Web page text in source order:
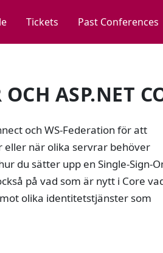
Tickets Past Conferences
ASP.NET
och WS-Federation för att
eller när olika servrar behöver
du sätter upp en Single-Sign-
på vad som är nytt i Core
olika identitetstjänster som